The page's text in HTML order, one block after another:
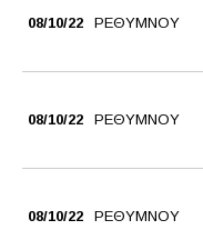
08/10/22 ΡΕΘΥΜΝΟΥ
08/10/22 ΡΕΘΥΜΝΟΥ
08/10/22 ΡΕΘΥΜΝΟΥ